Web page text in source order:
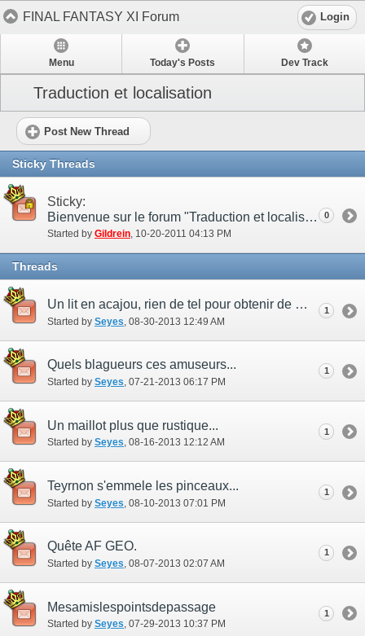
FINAL FANTASY XI Forum Login
Menu Today's Posts Dev Track
Traduction et localisation
Post New Thread
Sticky Threads
Sticky:
Bienvenue sur le forum "Traduction et localisation" de la version française !
Started by Gildrein‎, 10-20-2011 04:13 PM
0
Threads
Un lit en acajou, rien de tel pour obtenir de meilleurs minerais !
Started by Seyes ‎, 08-30-2013 12:49 AM
1
Quels blagueurs ces amuseurs...
Started by Seyes‎, 07-21-2013 06:17 PM
1
Un maillot plus que rustique...
Started by Seyes‎, 08-16-2013 12:12 AM
1
Teyrnon s'emmele les pinceaux...
Started by Seyes ‎, 08-10-2013 07:01 PM
1
Quête AF GEO.
Started by Seyes‎, 08-07-2013 02:07 AM
1
Mesamislespointsdepassage
Started by Seyes‎, 07-29-2013 10:37 PM
1